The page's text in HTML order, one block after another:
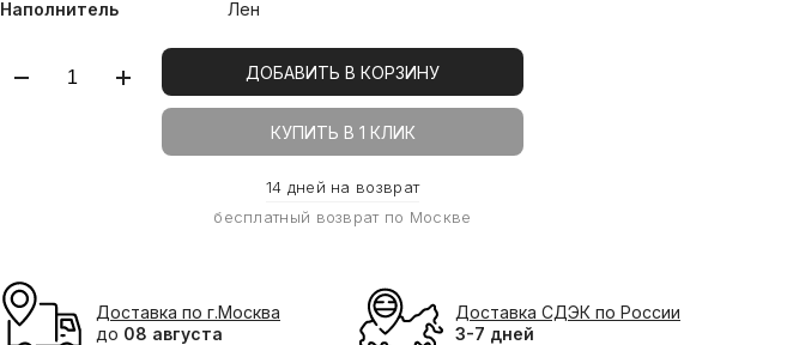
Наполнитель
Лен
ДОБАВИТЬ В КОРЗИНУ
КУПИТЬ В 1 КЛИК
14 дней на возврат
бесплатный возврат по Москве
Доставка по г.Москва
до 08 августа
Доставка СДЭК по России
3-7 дней